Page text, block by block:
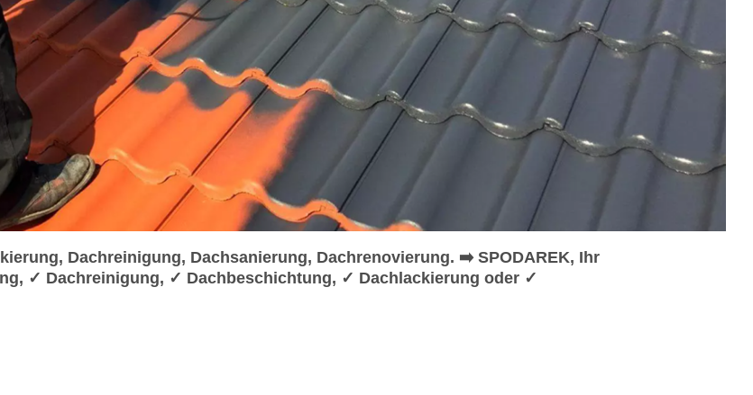
Dachreinigung, Dachsanierung, Dachrenovierung. ➡️ SPODAREK, Ihr
✓ Dachreinigung, ✓ Dachbeschichtung, ✓ Dachlackierung oder ✓